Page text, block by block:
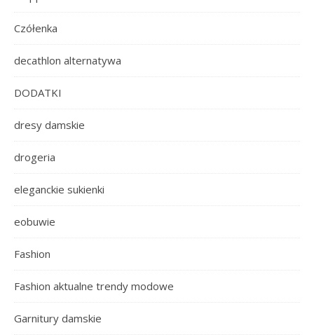
Czółenka
decathlon alternatywa
DODATKI
dresy damskie
drogeria
eleganckie sukienki
eobuwie
Fashion
Fashion aktualne trendy modowe
Garnitury damskie